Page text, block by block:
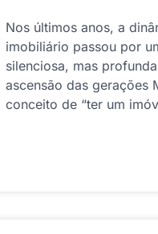
Nos últimos anos, a
imobiliário passou por
silenciosa, mas
ascensão das gerações
conceito de “ter um